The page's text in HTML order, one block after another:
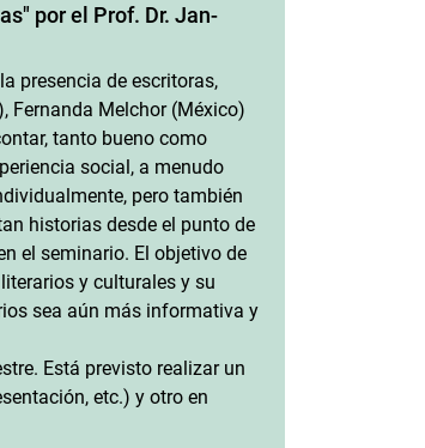
por el Prof. Dr. Jan-
presencia de escritoras,
Fernanda Melchor (México)
tanto bueno como
social, a menudo
pero también
historias desde el punto de
el seminario. El objetivo de
y culturales y su
sea aún más informativa y
Está previsto realizar un
etc.) y otro en